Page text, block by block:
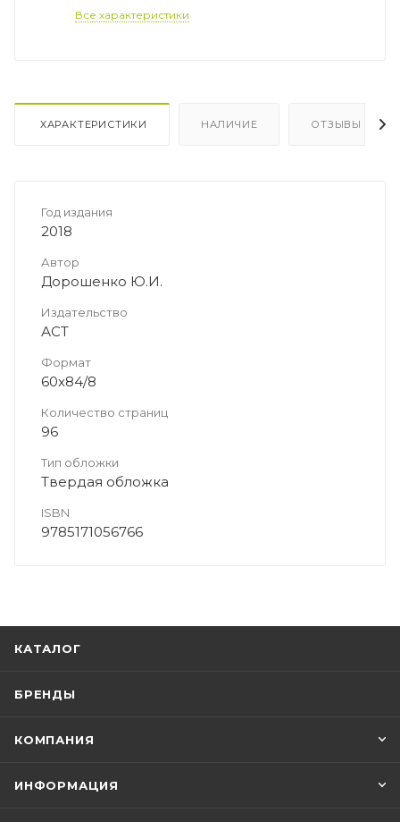
Все характеристики
ХАРАКТЕРИСТИКИ НАЛИЧИЕ ОТЗЫВЫ
Год издания
2018
Автор
Дорошенко Ю.И.
Издательство
АСТ
Формат
60x84/8
Количество страниц
96
Тип обложки
Твердая обложка
ISBN
9785171056766
КАТАЛОГ
БРЕНДЫ
КОМПАНИЯ
ИНФОРМАЦИЯ